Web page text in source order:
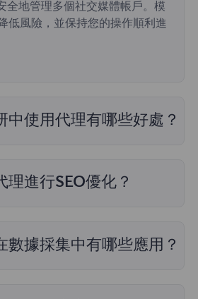
全地管理多個社交媒體帳戶。模
低風險，並保持您的操作順利進
中使用代理有哪些好處？
確性。同時，代理的高匿名性有
理進行SEO優化？
略的有效性，確保網站在搜索引
數據採集中有哪些應用？